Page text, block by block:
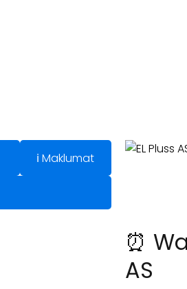
ℹ️ Maklumat
⏰
AS